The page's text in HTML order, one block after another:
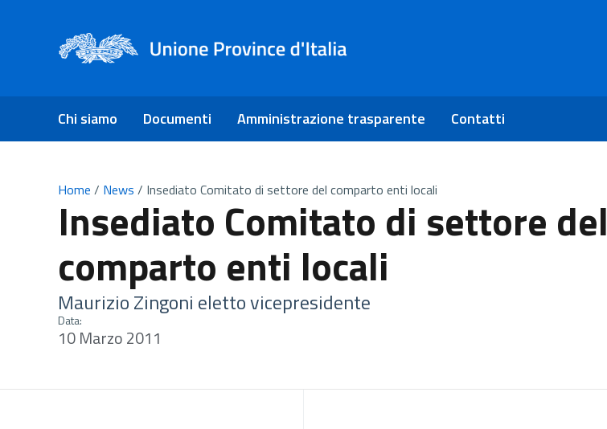
Chi siamo Documenti Amministrazione trasparente Contatti
Home / News / Insediato Comitato di settore del comparto enti locali
Insediato Comitato di settore del
comparto enti locali
Maurizio Zingoni eletto vicepresidente
Data:
10 Marzo 2011